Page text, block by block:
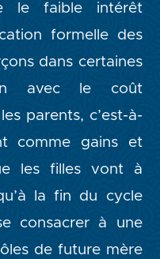
le faible intérêt
formelle des
dans certaines
avec le coût
parents, c’est-à-
comme gains et
les filles vont à
la fin du cycle
consacrer à une
de future mère